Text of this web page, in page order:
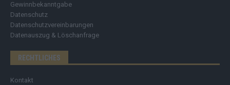
Gewinnbekanntgabe
Datenschutz
Datenschutzvereinbarungen
Datenauszug & Löschanfrage
RECHTLICHES
Kontakt